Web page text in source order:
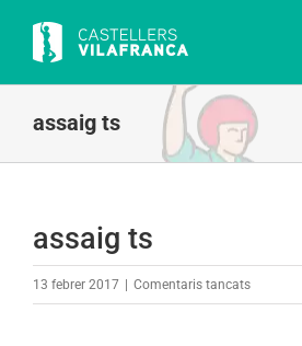
content
assaig ts
assaig ts
13 febrer 2017 Comentaris tancatsa